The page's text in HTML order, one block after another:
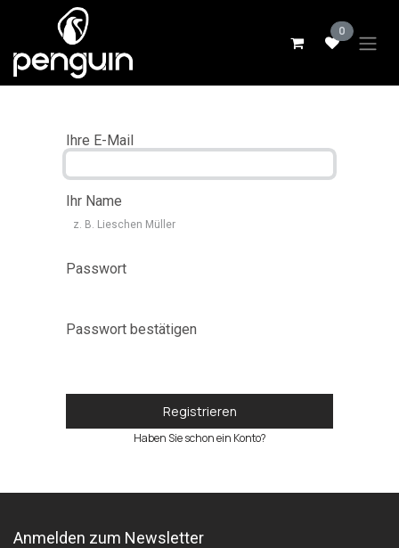
Zum Inhalt springen
0
Ihre E-Mail
Ihr Name
Passwort
Passwort bestätigen
Registrieren
Haben Sie schon ein Konto?
Anmelden zum Newsletter